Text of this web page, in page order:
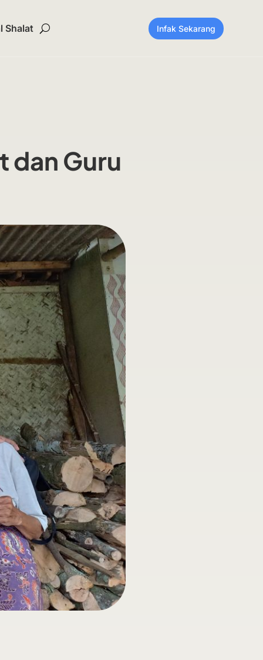
Shalat Infak Sekarang
dan Guru